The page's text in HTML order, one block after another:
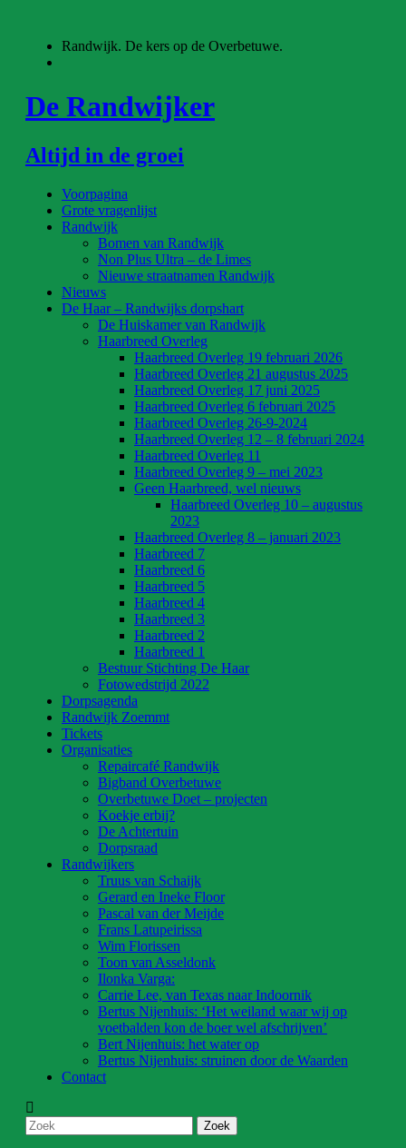
inhoud
Randwijk. De kers op de Overbetuwe.
De Randwijker
Altijd in de groei
Voorpagina
Grote vragenlijst
Randwijk
Bomen van Randwijk
Non Plus Ultra – de Limes
Nieuwe straatnamen Randwijk
Nieuws
De Haar – Randwijks dorpshart
De Huiskamer van Randwijk
Haarbreed Overleg
Haarbreed Overleg 19 februari 2026
Haarbreed Overleg 21 augustus 2025
Haarbreed Overleg 17 juni 2025
Haarbreed Overleg 6 februari 2025
Haarbreed Overleg 26-9-2024
Haarbreed Overleg 12 – 8 februari 2024
Haarbreed Overleg 11
Haarbreed Overleg 9 – mei 2023
Geen Haarbreed, wel nieuws
Haarbreed Overleg 10 – augustus
2023
Haarbreed Overleg 8 – januari 2023
Haarbreed 7
Haarbreed 6
Haarbreed 5
Haarbreed 4
Haarbreed 3
Haarbreed 2
Haarbreed 1
Bestuur Stichting De Haar
Fotowedstrijd 2022
Dorpsagenda
Randwijk Zoemmt
Tickets
Organisaties
Repaircafé Randwijk
Bigband Overbetuwe
Overbetuwe Doet – projecten
Koekje erbij?
De Achtertuin
Dorpsraad
Randwijkers
Truus van Schaijk
Gerard en Ineke Floor
Pascal van der Meijde
Frans Latupeirissa
Wim Florissen
Toon van Asseldonk
Ilonka Varga:
Carrie Lee, van Texas naar Indoornik
Bertus Nijenhuis: ‘Het weiland waar wij op
voetbalden kon de boer wel afschrijven’
Bert Nijenhuis: het water op
Bertus Nijenhuis: struinen door de Waarden
Contact